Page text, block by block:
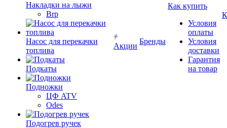
Накладки на лыжи
Brp
Насос для перекачки
топлива
Подкаты
Подножки
ЦФ ATV
Odes
Подогрев ручек
Акции
Бренды
Как купить
Условия
оплаты
Условия
доставки
Гарантия
на товар